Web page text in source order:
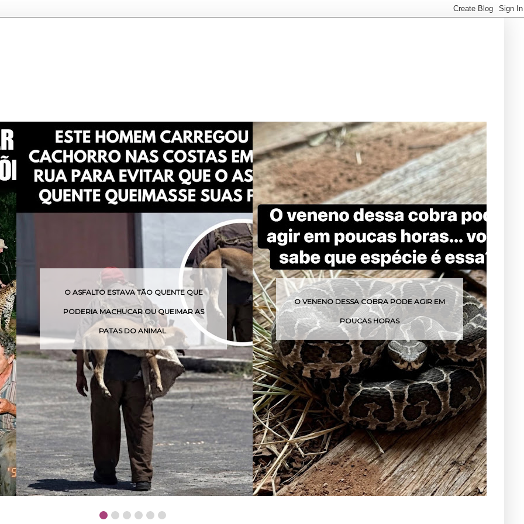
QUE
AS
O VENENO DESSA COBRA PODE AGIR EM
POUCAS HORAS
QUANDO A IMPRESSORA FALHA, A
CRIATIVIDADE ENTRA EM AÇÃO.